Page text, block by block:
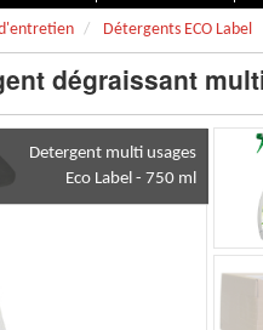
Détergents ECO Label
dégraissant
Detergent multi usages
Eco Label - 750 ml
dégraissant multi-usages.